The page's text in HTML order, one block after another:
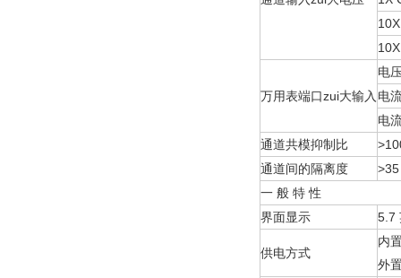
万用表端口zui大输入
电
电
电
通道共模抑制比
通道间的隔离度
一 般 特 性
界面显示
5.7
供电方式
内
外